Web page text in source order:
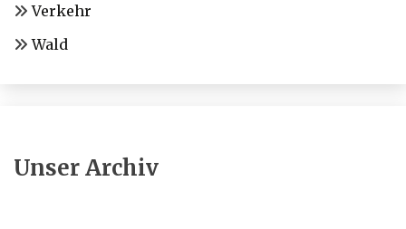
Verkehr
Wald
Unser Archiv